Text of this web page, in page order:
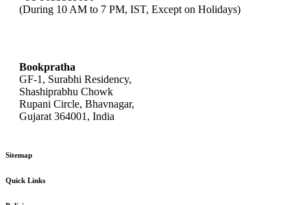
(During 10 AM to 7 PM, IST, Except on Holidays)
Bookpratha
GF-1, Surabhi Residency,
Shashiprabhu Chowk
Rupani Circle, Bhavnagar,
Gujarat 364001, India
Sitemap
Quick Links